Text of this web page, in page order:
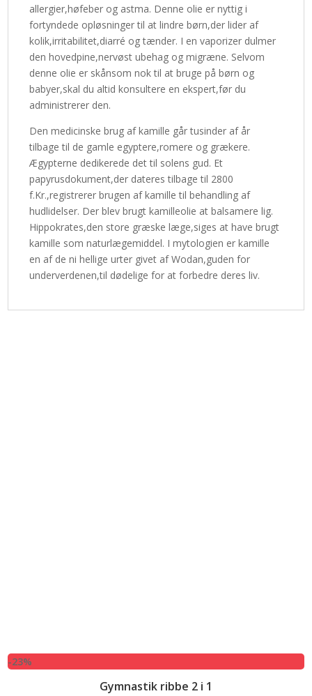
allergier,høfeber og astma. Denne olie er nyttig i
fortyndede opløsninger til at lindre børn,der lider af
kolik,irritabilitet,diarré og tænder. I en vaporizer dulmer
den hovedpine,nervøst ubehag og migræne. Selvom
denne olie er skånsom nok til at bruge på børn og
babyer,skal du altid konsultere en ekspert,før du
administrerer den.
Den medicinske brug af kamille går tusinder af år
tilbage til de gamle egyptere,romere og grækere.
Ægypterne dedikerede det til solens gud. Et
papyrusdokument,der dateres tilbage til 2800
f.Kr.,registrerer brugen af kamille til behandling af
hudlidelser. Der blev brugt kamilleolie at balsamere lig.
Hippokrates,den store græske læge,siges at have brugt
kamille som naturlægemiddel. I mytologien er kamille
en af de ni hellige urter givet af Wodan,guden for
underverdenen,til dødelige for at forbedre deres liv.
-23%
Gymnastik ribbe 2 i 1